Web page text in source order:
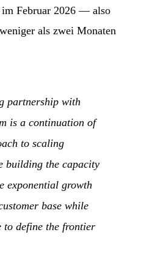
im Februar 2026 — also
als zwei Monaten
partnership with
is a continuation of
to scaling
building the capacity
exponential growth
base while
to define the frontier